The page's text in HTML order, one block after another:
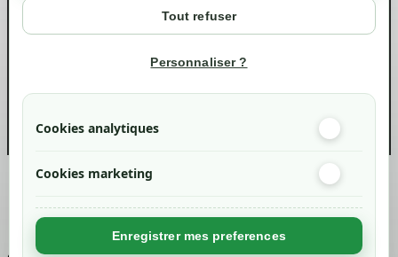
Tout refuser
Personnaliser ?
Cookies analytiques
Cookies marketing
Enregistrer mes preferences
info@green-tech-shop.com
Created byNageoconcept